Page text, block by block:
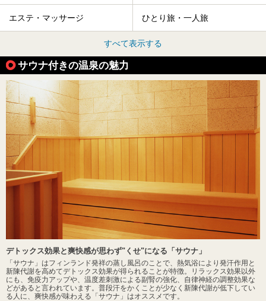
エステ・マッサージ ひとり旅・一人旅
すべて表示する
サウナ付きの温泉の魅力
デトックス効果と爽快感が思わず"くせ"になる「サウナ」
「サウナ」はフィンランド発祥の蒸し風呂のことで、熱気浴により発汗作用と
新陳代謝を高めてデトックス効果が得られることが特徴。リラックス効果以外
にも、免疫力アップや、温度差刺激による副腎の強化、自律神経の調整効果な
どがあると言われています。普段汗をかくことが少なく新陳代謝が低下してい
る人に、爽快感が味わえる「サウナ」はオススメです。